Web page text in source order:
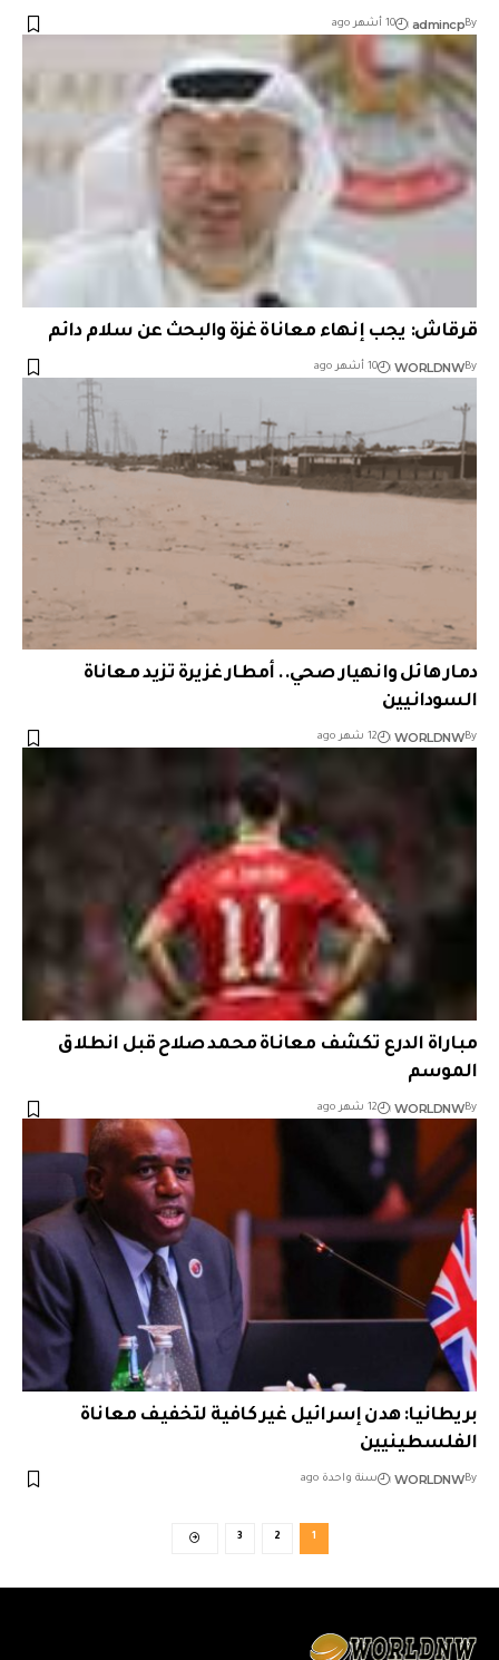
By
admincp 10 أشهر ago
قرقاش: يجب إنهاء معاناة غزة والبحث عن سلام دائم
By
WORLDNW 10 أشهر ago
دمار هائل وانهيار صحي.. أمطار غزيرة تزيد معاناة
السودانيين
By
WORLDNW 12 شهر ago
مباراة الدرع تكشف معاناة محمد صلاح قبل انطلاق
الموسم
By
WORLDNW 12 شهر ago
بريطانيا: هدن إسرائيل غير كافية لتخفيف معاناة
الفلسطينيين
By
WORLDNW سنة واحدة ago
1
2
3